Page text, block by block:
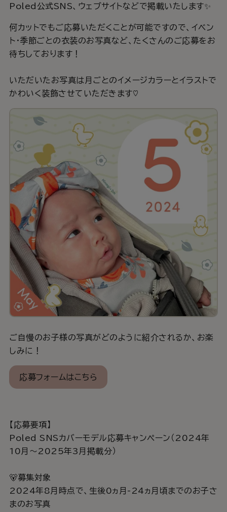
Poled公式SNS、ウェブサイトなどで掲載いたします✨
何カットでもご応募いただくことが可能ですので、イベン
ト・季節ごとの衣装のお写真など、たくさんのご応募をお
待ちしております！
いただいたお写真は月ごとのイメージカラーとイラストで
かわいく装飾させていただきます♡
ご自慢のお子様の写真がどのように紹介されるか、お楽
しみに！
応募フォームはこちら
【応募要項】
Poled SNSカバーモデル応募キャンペーン（2024年
10月～2025年3月掲載分）
🐻募集対象
2024年8月時点で、生後0ヵ月-24ヵ月頃までのお子さ
まのお写真